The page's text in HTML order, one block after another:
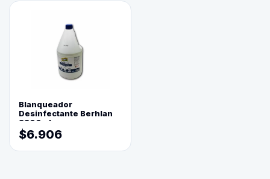
Blanqueador
Desinfectante Berhlan
3800ml
$6.906